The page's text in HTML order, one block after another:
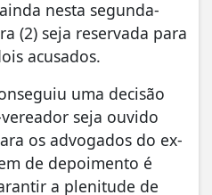
nesta segunda-
(2) seja reservada para
acusados.
uma decisão
seja ouvido
os advogados do ex-
de depoimento é
a plenitude de